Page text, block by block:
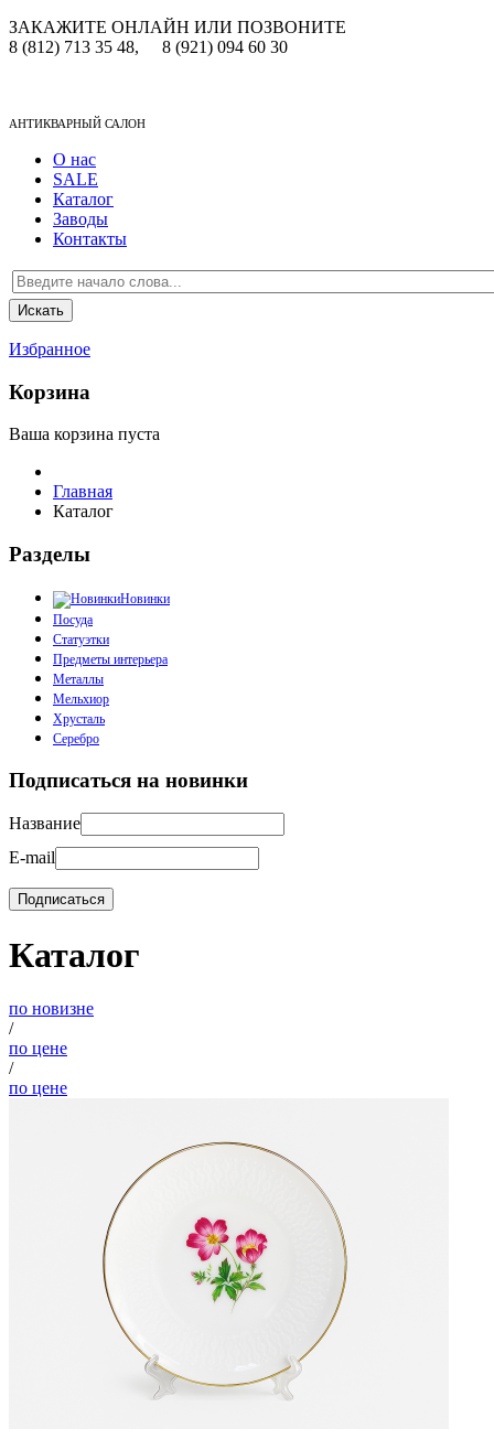
ЗАКАЖИТЕ ОНЛАЙН ИЛИ ПОЗВОНИТЕ
8 (812) 713 35 48,
8 (921) 094 60 30
АНТИКВАРНЫЙ САЛОН
О нас
SALE
Каталог
Заводы
Контакты
Избранное
Корзина
Ваша корзина пуста
Главная
Каталог
Разделы
Новинки
Посуда
Статуэтки
Предметы интерьера
Металлы
Мельхиор
Хрусталь
Серебро
Подписаться на новинки
Название
E-mail
Каталог
по новизне
/
по цене
/
по цене